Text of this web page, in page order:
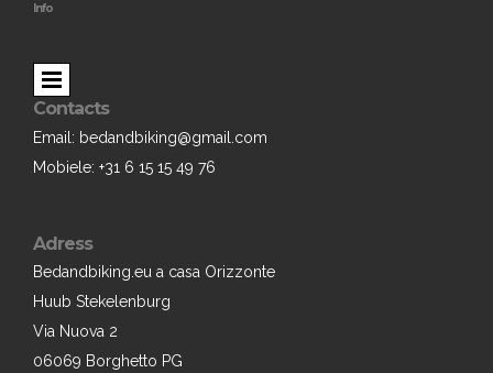
Info
Contacts
Email: bedandbiking@gmail.com
Mobiele: +31 6 15 15 49 76
Adress
Bedandbiking.eu a casa Orizzonte
Huub Stekelenburg
Via Nuova 2
06069 Borghetto PG